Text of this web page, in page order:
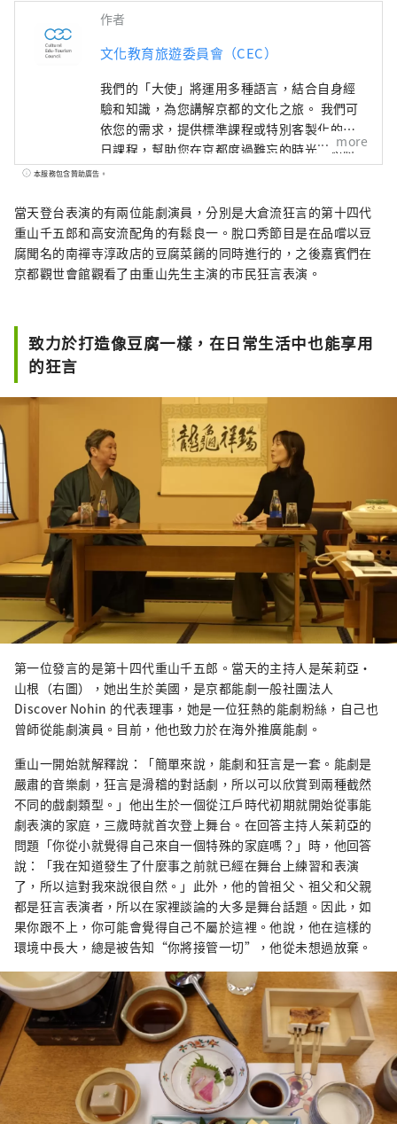
作者
文化教育旅遊委員會（CEC）
我們的「大使」將運用多種語言，結合自身經
驗和知識，為您講解京都的文化之旅。 我們可
依您的需求，提供標準課程或特別客製化的一
日課程，幫助您在京都度過難忘的時光。您將
有機會了解和體驗神社、寺廟、花園、現代建
居民，留下美好的回憶。 除了導覽遊，我們還
提供各種特別體驗，從利用獨特場地舉辦的活
動，到讓您充分體驗四季京都文化的方案。
more
本服務包含贊助廣告。
當天登台表演的有兩位能劇演員，分別是大倉流狂言的第十四代
重山千五郎和高安流配角的有鬆良一。脫口秀節目是在品嚐以豆
腐聞名的南禪寺淳政店的豆腐菜餚的同時進行的，之後嘉賓們在
京都觀世會館觀看了由重山先生主演的市民狂言表演。
致力於打造像豆腐一樣，在日常生活中也能享用
的狂言
第一位發言的是第十四代重山千五郎。當天的主持人是茱莉亞·
山根（右圖），她出生於美國，是京都能劇一般社團法人
Discover Nohin 的代表理事，她是一位狂熱的能劇粉絲，自己也
曾師從能劇演員。目前，他也致力於在海外推廣能劇。
重山一開始就解釋說：「簡單來說，能劇和狂言是一套。能劇是
嚴肅的音樂劇，狂言是滑稽的對話劇，所以可以欣賞到兩種截然
不同的戲劇類型。」他出生於一個從江戶時代初期就開始從事能
劇表演的家庭，三歲時就首次登上舞台。在回答主持人茱莉亞的
問題「你從小就覺得自己來自一個特殊的家庭嗎？」時，他回答
說：「我在知道發生了什麼事之前就已經在舞台上練習和表演
了，所以這對我來說很自然。」此外，他的曾祖父、祖父和父親
都是狂言表演者，所以在家裡談論的大多是舞台話題。因此，如
果你跟不上，你可能會覺得自己不屬於這裡。他說，他在這樣的
環境中長大，總是被告知“你將接管一切”，他從未想過放棄。